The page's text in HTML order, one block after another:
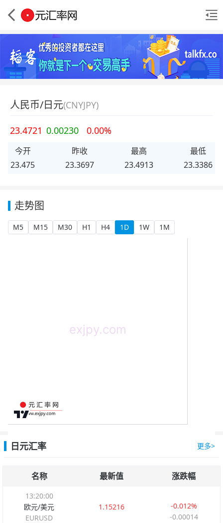
人民币/日元(CNYJPY)
23.4721 0.00230 0.00%
今开
23.475
昨收
23.3697
最高
23.4913
最低
23.3386
走势图
M5 M15 M30 H1 H4 1D 1W 1M
日元汇率 更多>
名称 最新值 涨跌幅
13:20:00
欧元/美元
EURUSD
1.15216
-0.012%
-0.00014